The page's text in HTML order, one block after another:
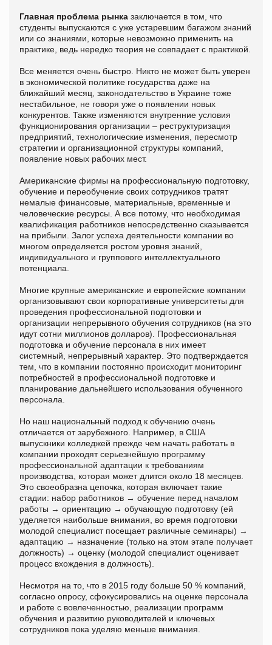
Главная проблема рынка заключается в том, что
студенты выпускаются с уже устаревшим багажом знаний
или со знаниями, которые невозможно применить на
практике, ведь нередко теория не совпадает с практикой.
Все меняется очень быстро. Никто не может быть уверен
в экономической политике государства даже на
ближайший месяц, законодательство в Украине тоже
нестабильное, не говоря уже о появлении новых
конкурентов. Также изменяются внутренние условия
функционирования организации – реструктуризация
предприятий, технологические изменения, пересмотр
стратегии и организационной структуры компаний,
появление новых рабочих мест.
Американские фирмы на профессиональную подготовку,
обучение и переобучение своих сотрудников тратят
немалые финансовые, материальные, временные и
человеческие ресурсы. А все потому, что необходимая
квалификация работников непосредственно сказывается
на прибыли. Залог успеха деятельности компании во
многом определяется ростом уровня знаний,
индивидуального и группового интеллектуального
потенциала.
Многие крупные американские и европейские компании
организовывают свои корпоративные университеты для
проведения профессиональной подготовки и
организации непрерывного обучения сотрудников (на это
идут сотни миллионов долларов). Профессиональная
подготовка и обучение персонала в них имеет
системный, непрерывный характер. Это подтверждается
тем, что в компании постоянно происходит мониторинг
потребностей в профессиональной подготовке и
планирование дальнейшего использования обученного
персонала.
Но наш национальный подход к обучению очень
отличается от зарубежного. Например, в США
выпускники колледжей прежде чем начать работать в
компании проходят серьезнейшую программу
профессиональной адаптации к требованиям
производства, которая может длится около 18 месяцев.
Это своеобразна цепочка, которая включает такие
стадии: набор работников → обучение перед началом
работы → ориентацию → обучающую подготовку (ей
уделяется наибольше внимания, во время подготовки
молодой специалист посещает различные семинары) →
адаптацию → назначение (только на этом этапе получает
должность) → оценку (молодой специалист оценивает
процесс вхождения в должность).
Несмотря на то, что в 2015 году больше 50 % компаний,
согласно опросу, сфокусировались на оценке персонала
и работе с вовлеченностью, реализации программ
обучения и развитию руководителей и ключевых
сотрудников пока уделяю меньше внимания.